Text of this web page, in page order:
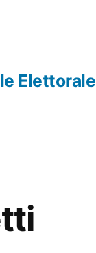
Elettorale